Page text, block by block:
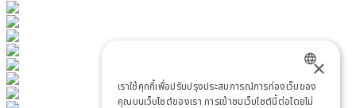
ENGLISH
×
เราใช้คุกกี้เพื่อปรับปรุงประสบการณ์การท่องเว็บของ
คุณบนเว็บไซต์ของเรา การเข้าชมเว็บไซต์นี้ต่อโดยไม่